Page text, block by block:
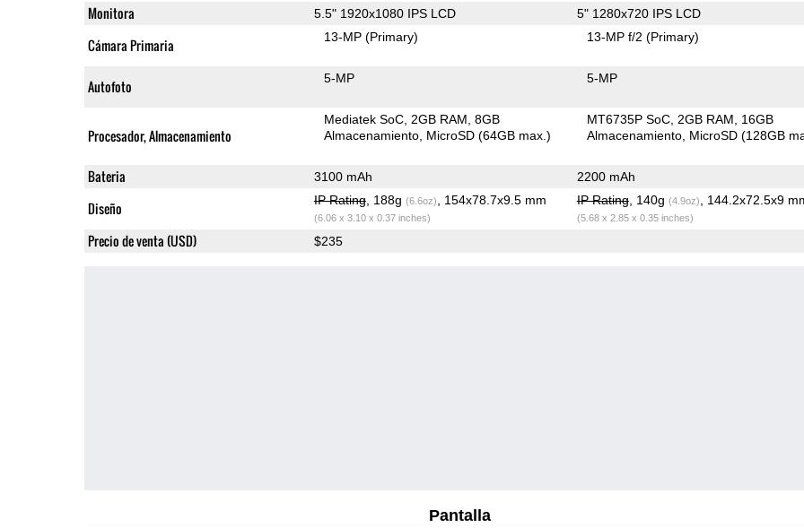
Monitora 5.5" 1920x1080 IPS LCD 5" 1280x720 IPS LCD
Cámara Primaria 13-MP(Primary) 13-MP f/2(Primary)
Autofoto 5-MP 5-MP
Procesador, Almacenamiento
Mediatek SoC 2GB RAM 8GB
Almacenamiento MicroSD (64GB max.)
MT6735P SoC 2GB RAM
16GB
Almacenamiento MicroSD (128GB
Bateria 3100 mAh 2200 mAh
Diseño IP Rating, 188g (6.6oz) , 154x78.7x9.5 mm
(6.06 x 3.10 x 0.37 inches)
IP Rating, 140g (4.9oz) , 144.2x72.5x9
(5.68 x 2.85 x 0.35 inches)
Precio de venta (USD) $235
Pantalla